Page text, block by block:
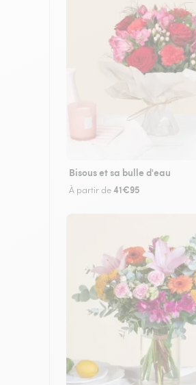
Bisous et sa bulle d'eau
À partir de41€95